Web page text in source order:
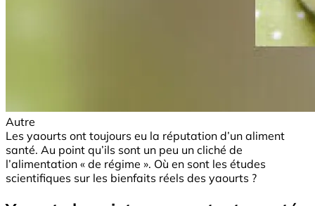
Autre
Les yaourts ont toujours eu la réputation d’un aliment
santé. Au point qu’ils sont un peu un cliché de
l’alimentation « de régime ». Où en sont les études
scientifiques sur les bienfaits réels des yaourts ?